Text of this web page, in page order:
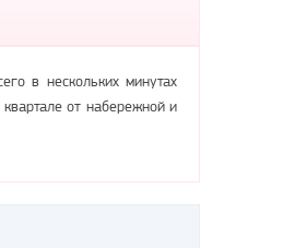
в нескольких минутах
от набережной и